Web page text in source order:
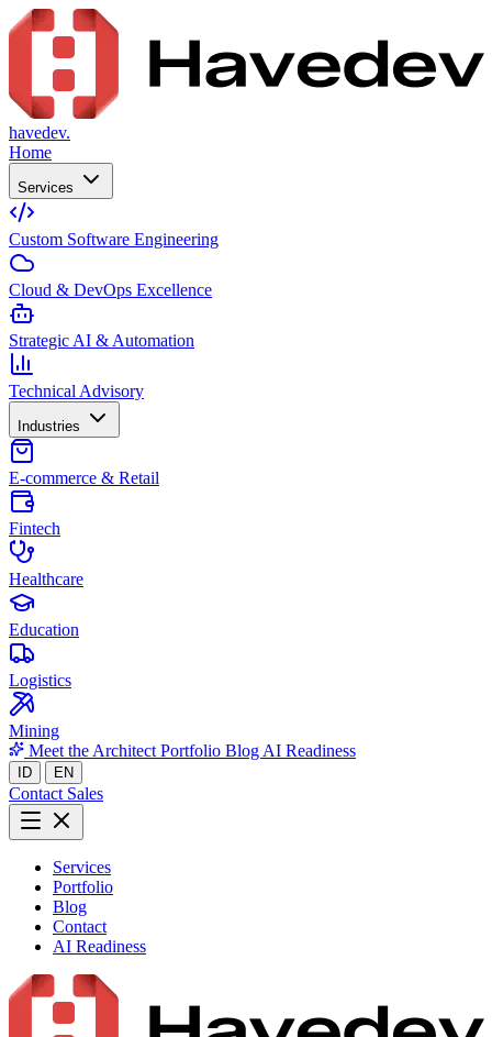
havedev.
Home
Services
Custom Software Engineering
Cloud & DevOps Excellence
Strategic AI & Automation
Technical Advisory
Industries
E-commerce & Retail
Fintech
Healthcare
Education
Logistics
Mining
Meet the Architect Portfolio Blog AI Readiness
ID EN
Contact Sales
Services
Portfolio
Blog
Contact
AI Readiness